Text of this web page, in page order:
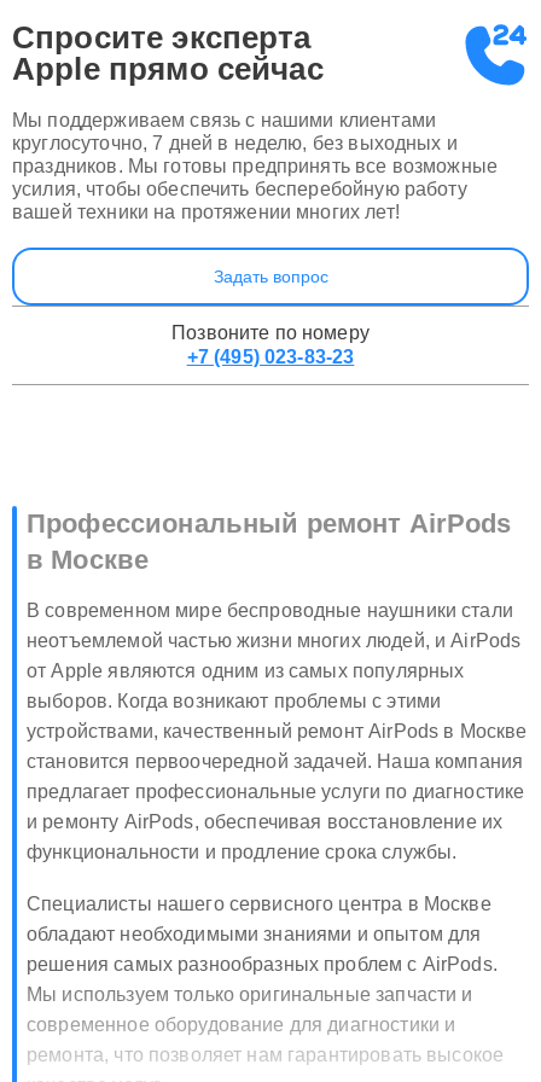
Спросите эксперта
Apple прямо сейчас
Мы поддерживаем связь с нашими клиентами
круглосуточно, 7 дней в неделю, без выходных и
праздников. Мы готовы предпринять все возможные
усилия, чтобы обеспечить бесперебойную работу
вашей техники на протяжении многих лет!
Задать вопрос
Позвоните по номеру
+7 (495) 023-83-23
Профессиональный ремонт AirPods
в Москве
В современном мире беспроводные наушники стали
неотъемлемой частью жизни многих людей, и AirPods
от Apple являются одним из самых популярных
выборов. Когда возникают проблемы с этими
устройствами, качественный ремонт AirPods в Москве
становится первоочередной задачей. Наша компания
предлагает профессиональные услуги по диагностике
и ремонту AirPods, обеспечивая восстановление их
функциональности и продление срока службы.
Специалисты нашего сервисного центра в Москве
обладают необходимыми знаниями и опытом для
решения самых разнообразных проблем с AirPods.
Мы используем только оригинальные запчасти и
современное оборудование для диагностики и
ремонта, что позволяет нам гарантировать высокое